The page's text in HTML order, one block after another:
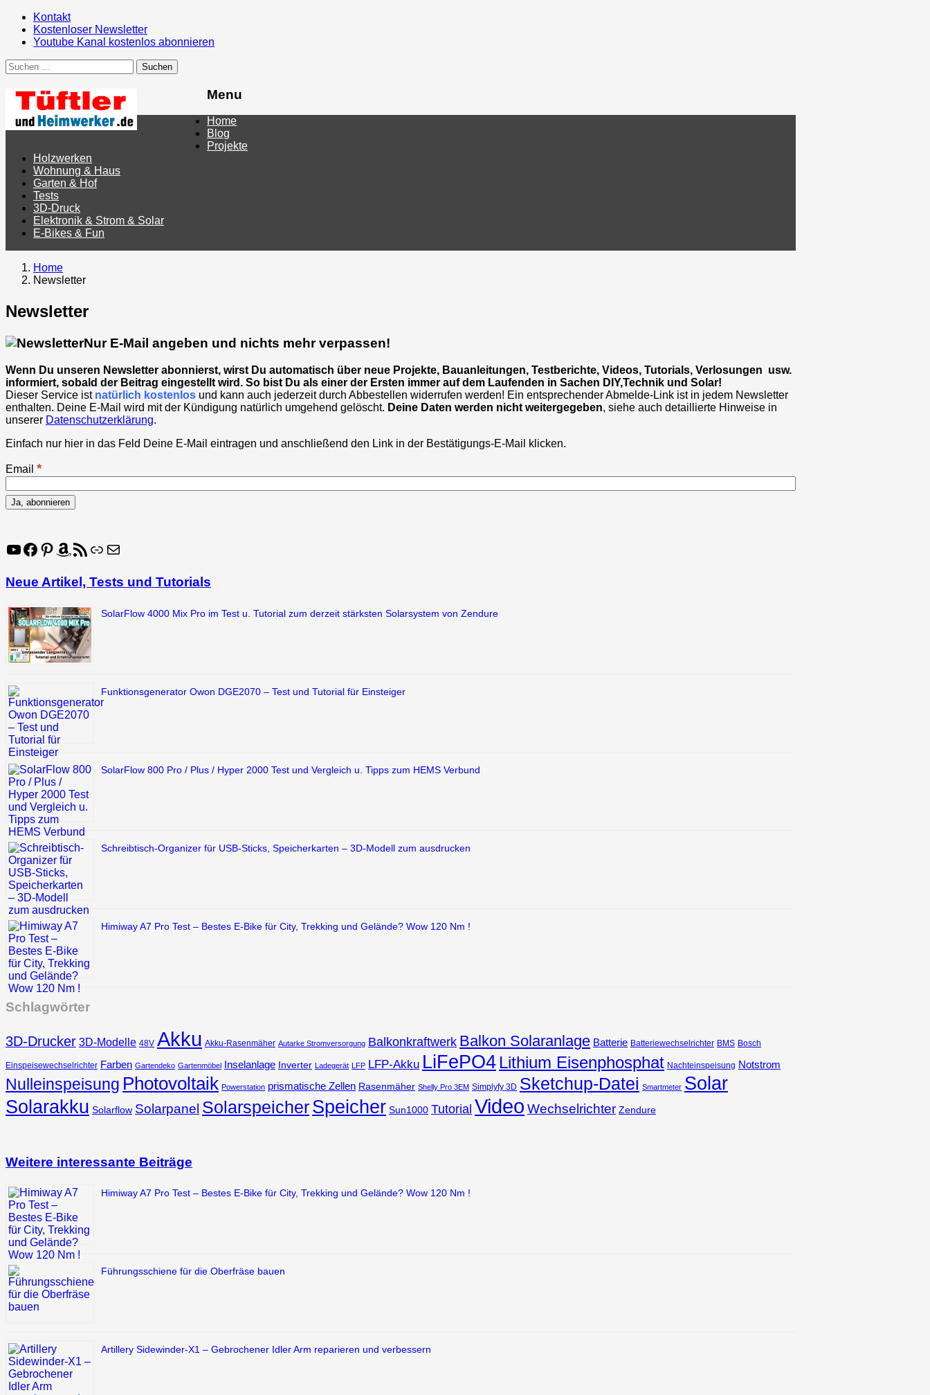
Kontakt
Kostenloser Newsletter
Youtube Kanal kostenlos abonnieren
Suchen
nach:
Menu
Menu
Home
Blog
Projekte
Holzwerken
Wohnung & Haus
Garten & Hof
Tests
3D-Druck
Elektronik & Strom & Solar
E-Bikes & Fun
Home
Newsletter
Newsletter
Nur E-Mail angeben und nichts mehr verpassen!
Wenn Du unseren Newsletter abonnierst, wirst Du automatisch über neue Projekte, Bauanleitungen, Testberichte, Videos, Tutorials, Verlosungen usw.
informiert, sobald der Beitrag eingestellt wird. So bist Du als einer der Ersten immer auf dem Laufenden in Sachen DIY,Technik und Solar!
Dieser Service ist natürlich kostenlos und kann auch jederzeit durch Abbestellen widerrufen werden! Ein entsprechender Abmelde-Link ist in jedem Newsletter
enthalten. Deine E-Mail wird mit der Kündigung natürlich umgehend gelöscht. Deine Daten werden nicht weitergegeben, siehe auch detaillierte Hinweise in
unserer Datenschutzerklärung.
Einfach nur hier in das Feld Deine E-Mail eintragen und anschließend den Link in der Bestätigungs-E-Mail klicken.
Email *
YouTube
Facebook
Pinterest
Amazon
RSS-Feed
Link
E-Mail
Neue Artikel, Tests und Tutorials
SolarFlow 4000 Mix Pro im Test u. Tutorial zum derzeit stärksten Solarsystem von Zendure
Funktionsgenerator Owon DGE2070 – Test und Tutorial für Einsteiger
SolarFlow 800 Pro / Plus / Hyper 2000 Test und Vergleich u. Tipps zum HEMS Verbund
Schreibtisch-Organizer für USB-Sticks, Speicherkarten – 3D-Modell zum ausdrucken
Himiway A7 Pro Test – Bestes E-Bike für City, Trekking und Gelände? Wow 120 Nm !
Schlagwörter
3D-Drucker 3D-Modelle 48V Akku Akku-Rasenmäher Autarke Stromversorgung Balkonkraftwerk Balkon Solaranlage Batterie Batteriewechselrichter BMS Bosch
Einspeisewechselrichter Farben Gartendeko Gartenmöbel Inselanlage Inverter Ladegerät LFP LFP-Akku LiFePO4 Lithium Eisenphosphat Nachteinspeisung Notstrom
Nulleinspeisung Photovoltaik Powerstation prismatische Zellen Rasenmäher Shelly Pro 3EM Simplyfy 3D Sketchup-Datei Smartmeter Solar
Solarakku Solarflow Solarpanel SolarspeicherSpeicher Sun1000 Tutorial Video Wechselrichter Zendure
Weitere interessante Beiträge
Himiway A7 Pro Test – Bestes E-Bike für City, Trekking und Gelände? Wow 120 Nm !
Führungsschiene für die Oberfräse bauen
Artillery Sidewinder-X1 – Gebrochener Idler Arm reparieren und verbessern